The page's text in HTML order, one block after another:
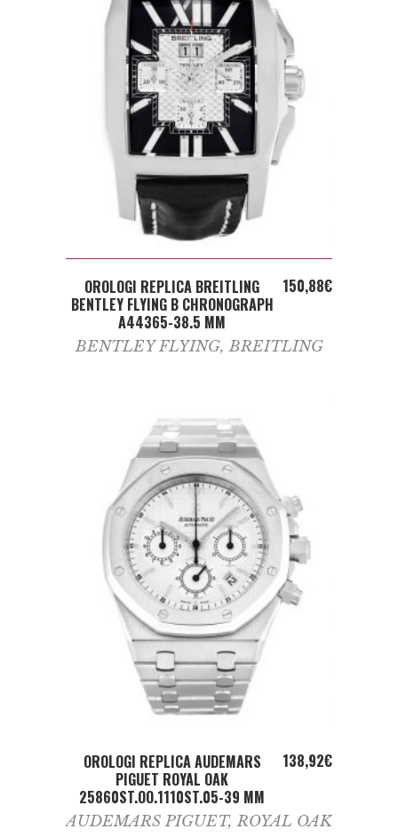
ADD TO CART
OROLOGI REPLICA BREITLING
BENTLEY FLYING B CHRONOGRAPH
A44365-38.5 MM
150,88€
BENTLEY FLYING,BREITLING
ADD TO CART
OROLOGI REPLICA AUDEMARS
PIGUET ROYAL OAK
25860ST.OO.1110ST.05-39 MM
138,92€
AUDEMARS PIGUET, ROYAL OAK